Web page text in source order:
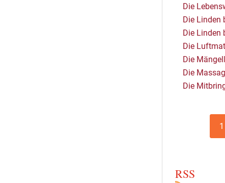
Die
Die Linden
Die Linden
Die
Die
Die
Die
1
RSS